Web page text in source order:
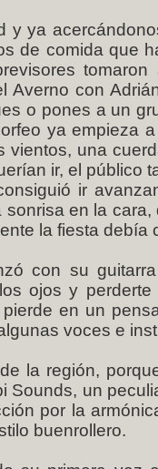
y ya
de comida que
Averno con
o pones a un
ya empieza
vientos, una
ir, el público
ir
en la
la fiesta
con su
ojos y
en un
voces e
la región,
Sounds, un
por la
buenrollero.